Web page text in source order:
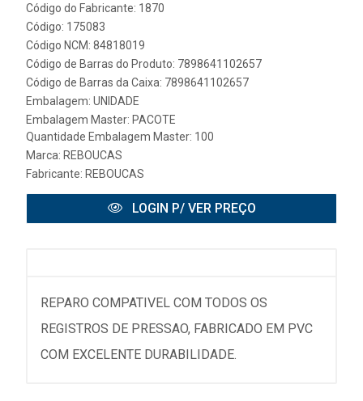
Código do Fabricante: 1870
Código: 175083
Código NCM: 84818019
Código de Barras do Produto: 7898641102657
Código de Barras da Caixa: 7898641102657
Embalagem: UNIDADE
Embalagem Master: PACOTE
Quantidade Embalagem Master: 100
Marca: REBOUCAS
Fabricante: REBOUCAS
LOGIN P/ VER PREÇO
REPARO COMPATIVEL COM TODOS OS
REGISTROS DE PRESSAO, FABRICADO EM PVC
COM EXCELENTE DURABILIDADE.